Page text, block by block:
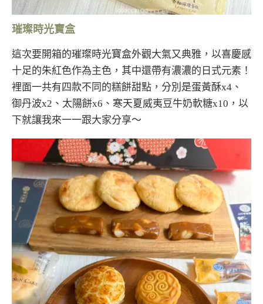
璀璨時光寶盒
這次要開箱的璀璨時光寶盒外觀大氣又典雅，以喜慶感
十足的朱紅色作為主色，其中還帶有濃濃的日式元素！
裡面一共有四款不同的糕餅甜點，分別是蛋黃酥x4、
御丹波x2、太陽餅x6、寒天夏威夷豆牛奶軟糖x10，以
下就讓我來一一跟大家分享～